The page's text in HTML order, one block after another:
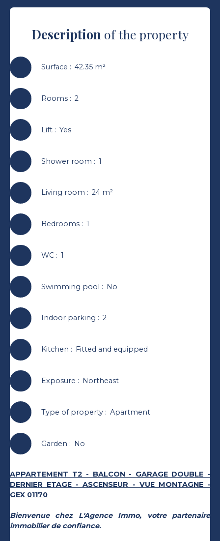
Description of the property
Surface : 42.35 m²
Rooms: 2
Lift: Yes
Shower room : 1
Living room : 24 m²
Bedrooms: 1
WC: 1
Swimming pool : No
Indoor parking : 2
Kitchen : Fitted and equipped
Exposure : Northeast
Type of property: Apartment
Garden : No
APPARTEMENT T2 - BALCON - GARAGE DOUBLE -
DERNIER ETAGE - ASCENSEUR - VUE MONTAGNE -
GEX 01170
Bienvenue chez L'Agence Immo, votre partenaire
immobilier de confiance.